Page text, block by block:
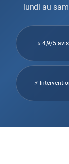
lundi au
⭐ 4,9/5
⚡